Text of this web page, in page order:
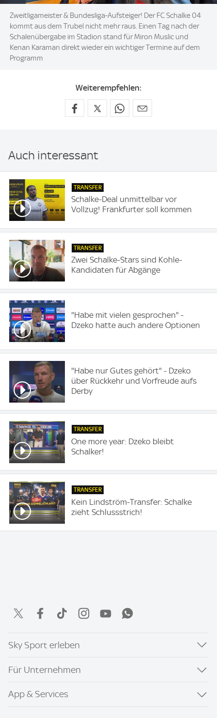
Zweitligameister & Bundesliga-Aufsteiger! Der FC Schalke 04
kommt aus dem Trubel nicht mehr raus. Einen Tag nach der
Schalenübergabe im Stadion stand für Miron Muslic und
Kenan Karaman direkt wieder ein wichtiger Termine auf dem
Programm
Weiterempfehlen:
Auch interessant
TRANSFER
Schalke-Deal unmittelbar vor
Vollzug! Frankfurter soll kommen
TRANSFER
Zwei Schalke-Stars sind Kohle-
Kandidaten für Abgänge
"Habe mit vielen gesprochen" -
Dzeko hatte auch andere Optionen
"Habe nur Gutes gehört" - Dzeko
über Rückkehr und Vorfreude aufs
Derby
TRANSFER
One more year: Dzeko bleibt
Schalker!
TRANSFER
Kein Lindström-Transfer: Schalke
zieht Schlussstrich!
Sky Sport erleben
Für Unternehmen
App & Services